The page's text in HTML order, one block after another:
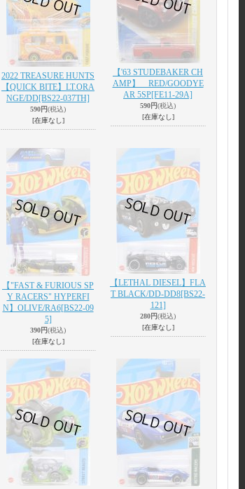
2022 TREASURE HUNTS
【QUICK BITE】LT.ORA
NGE/DD[BS22-037TH]
590円(税込)
[在庫なし]
【'63 STUDEBAKER CH
AMP】 RED/GOODYE
AR 5SP[FE11-29A]
590円(税込)
[在庫なし]
【"FAST & FURIOUS SP
Y RACERS" HYPERFI
N】OLIVE/RA6[BS22-09
5]
390円(税込)
[在庫なし]
【LETHAL DIESEL】FLA
T BLACK/DD-DD8[BS22-
121]
280円(税込)
[在庫なし]